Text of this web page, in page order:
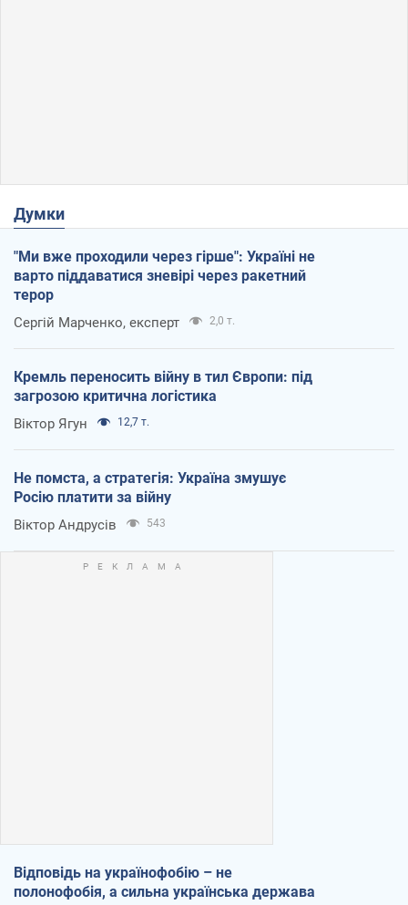
Думки
"Ми вже проходили через гірше": Україні не
варто піддаватися зневірі через ракетний
терор
Сергій Марченко, експерт 2,0 т.
Кремль переносить війну в тил Європи: під
загрозою критична логістика
Віктор Ягун 12,7 т.
Не помста, а стратегія: Україна змушує
Росію платити за війну
Віктор Андрусів 543
Відповідь на українофобію – не
полонофобія, а сильна українська держава